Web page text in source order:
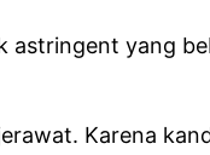
astringent yang
Karena